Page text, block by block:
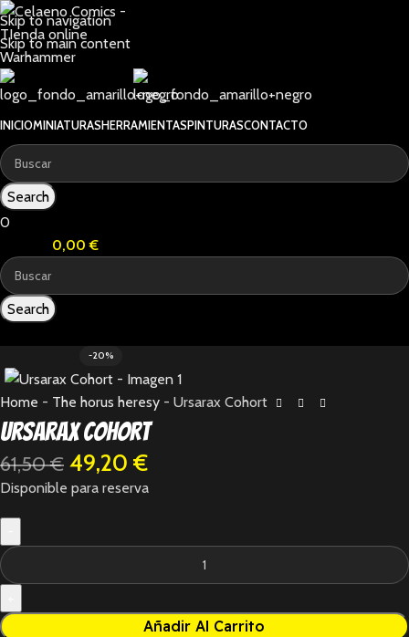
Skip to navigation
Skip to main content
INICIOMINIATURASHERRAMIENTASPINTURASCONTACTO
Search
0
0,00€
Search
-20%
Home - The horus heresy - Ursarax Cohort
Ursarax Cohort
61,50€ 49,20 €
Disponible para reserva
Añadir Al Carrito